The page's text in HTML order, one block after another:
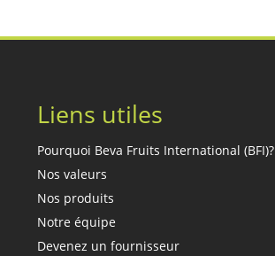
Liens utiles
Pourquoi Beva Fruits International (BFI)?
Nos valeurs
Nos produits
Notre équipe
Devenez un fournisseur